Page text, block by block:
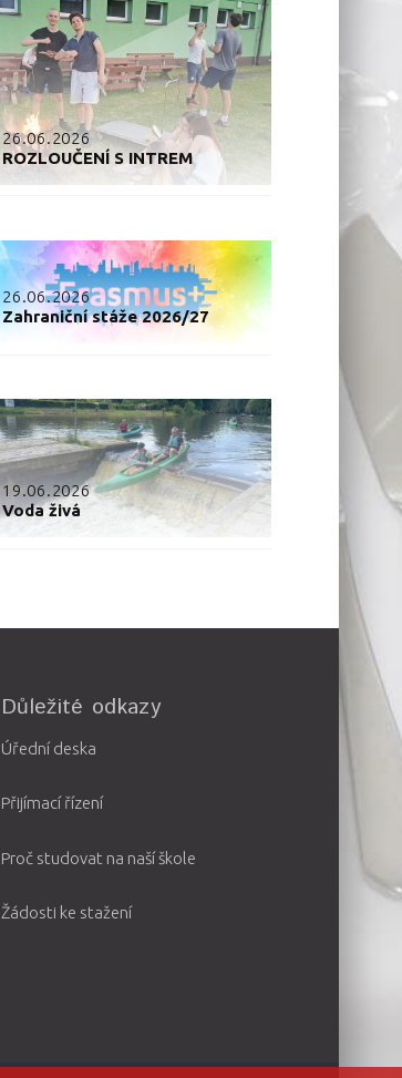
26.06.2026
ROZLOUČENÍ S INTREM
26.06.2026
Zahraniční stáže 2026/27
19.06.2026
Voda živá
Důležité odkazy
Úřední deska
Přijímací řízení
Proč studovat na naší škole
Žádosti ke stažení